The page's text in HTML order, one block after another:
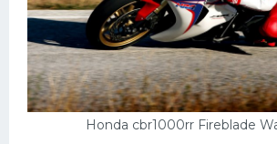
Honda cbr1000rr Fireblade
Киа
Танки
Крайслер